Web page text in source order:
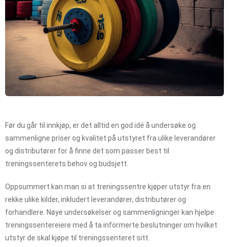
Før du går til innkjøp, er det alltid en god idé å undersøke og
sammenligne priser og kvalitet på utstyret fra ulike leverandører
og distributører for å finne det som passer best til
treningssenterets behov og budsjett.
Oppsummert kan man si at treningssentre kjøper utstyr fra en
rekke ulike kilder, inkludert leverandører, distributører og
forhandlere. Nøye undersøkelser og sammenligninger kan hjelpe
treningssentereiere med å ta informerte beslutninger om hvilket
utstyr de skal kjøpe til treningssenteret sitt.